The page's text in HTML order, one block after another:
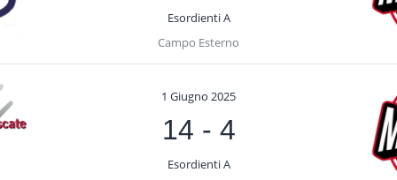
Esordienti A
Campo Esterno
1 Giugno 2025
14 - 4
Esordienti A